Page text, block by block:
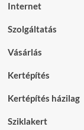
Internet
Szolgáltatás
Vásárlás
Kertépítés
Kertépítés házilag
Sziklakert